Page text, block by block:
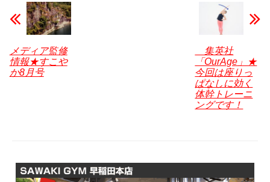
y
Li
n
k
e
b
o
o
メディア監修
情報★すこや
か8月号
集英社
「OurAge」★
今回は座りっ
ぱなしに効く
体幹トレーニ
ングです！